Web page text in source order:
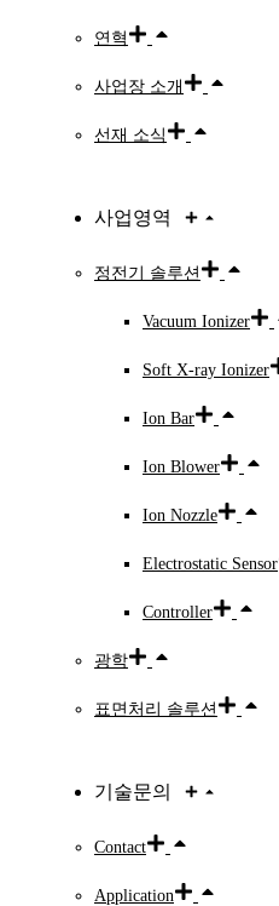
연혁
사업장 소개
선재 소식
사업영역
정전기 솔루션
Vacuum Ionizer
Soft X-ray Ionizer
Ion Bar
Ion Blower
Ion Nozzle
Electrostatic Sensor
Controller
광학
표면처리 솔루션
기술문의
Contact
Application